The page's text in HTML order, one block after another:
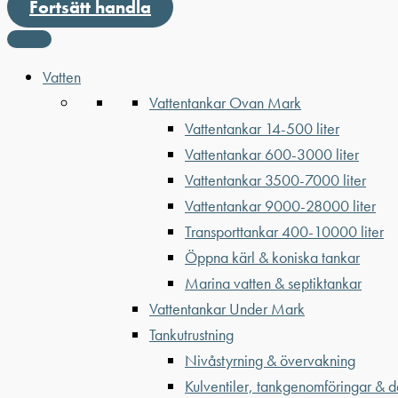
Fortsätt handla
Vatten
Vattentankar Ovan Mark
Vattentankar 14-500 liter
Vattentankar 600-3000 liter
Vattentankar 3500-7000 liter
Vattentankar 9000-28000 liter
Transporttankar 400-10000 liter
Öppna kärl & koniska tankar
Marina vatten & septiktankar
Vattentankar Under Mark
Tankutrustning
Nivåstyrning & övervakning
Kulventiler, tankgenomföringar &